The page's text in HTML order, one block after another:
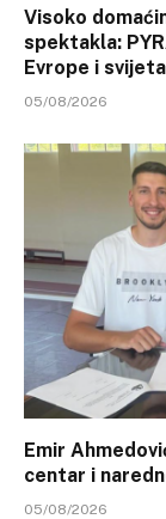
Visoko
spektakla:
Evrope i svijeta
05/08/2026
Emir
centar i
05/08/2026